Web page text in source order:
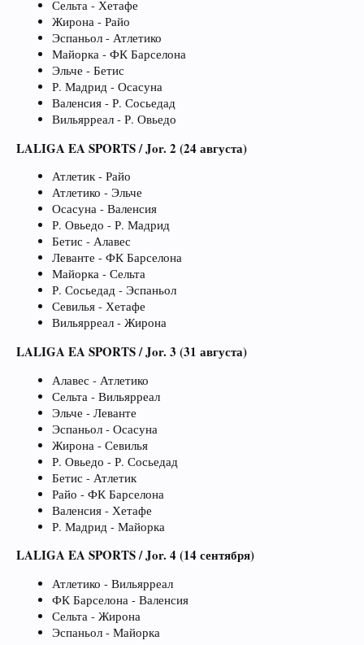
Сельта - Хетафе
Жирона - Райо
Эспаньол - Атлетико
Майорка - ФК Барселона
Эльче - Бетис
Р. Мадрид - Осасуна
Валенсия - Р. Сосьедад
Вильярреал - Р. Овьедо
LALIGA EA SPORTS / Jor. 2 (24 августа)
Атлетик - Райо
Атлетико - Эльче
Осасуна - Валенсия
Р. Овьедо - Р. Мадрид
Бетис - Алавес
Леванте - ФК Барселона
Майорка - Сельта
Р. Сосьедад - Эспаньол
Севилья - Хетафе
Вильярреал - Жирона
LALIGA EA SPORTS / Jor. 3 (31 августа)
Алавес - Атлетико
Сельта - Вильярреал
Эльче - Леванте
Эспаньол - Осасуна
Жирона - Севилья
Р. Овьедо - Р. Сосьедад
Бетис - Атлетик
Райо - ФК Барселона
Валенсия - Хетафе
Р. Мадрид - Майорка
LALIGA EA SPORTS / Jor. 4 (14 сентября)
Атлетико - Вильярреал
ФК Барселона - Валенсия
Сельта - Жирона
Эспаньол - Майорка